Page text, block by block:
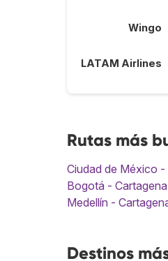
Wingo
LATAM Airlines
Rutas más
Ciudad de México
Bogotá -
Medellín -
Destinos